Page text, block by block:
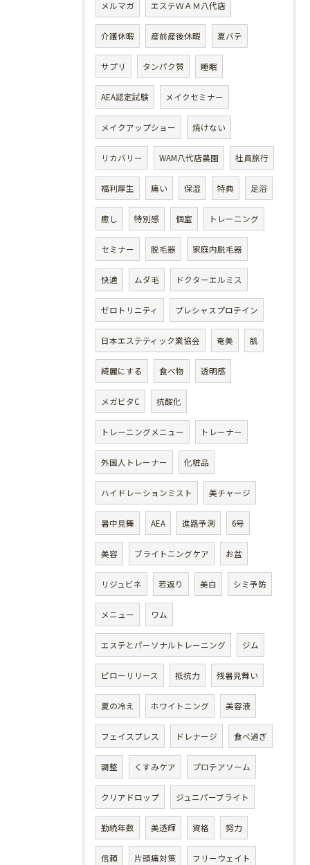
メルマガ エステＷＡＭ八代店
介護休暇 産前産後休暇 夏バテ
サプリ タンパク質 睡眠
AEA認定試験 メイクセミナー
メイクアップショー 焼けない
リカバリー WAM八代店農園 社員旅行
福利厚生 痛い 保湿 特典 足浴
癒し 特別感 個室 トレーニング
セミナー 脱毛器 家庭内脱毛器
快適 ムダ毛 ドクターエルミス
ゼロトリニティ プレシャスプロテイン
日本エステティック業協会 奄美 肌
綺麗にする 食べ物 透明感
メガビタC 抗酸化
トレーニングメニュー トレーナー
外国人トレーナー 化粧品
ハイドレーションミスト 美チャージ
暑中見舞 AEA 進路予測 6号
美容 ブライトニングケア お盆
リジュビネ 若返り 美白 シミ予防
メニュー ワム
エステとパーソナルトレーニング ジム
ピローリリース 抵抗力 残暑見舞い
夏の冷え ホワイトニング 美容液
フェイスプレス ドレナージ 食べ過ぎ
調整 くすみケア プロテアソーム
クリアドロップ ジュニパーブライト
勤続年数 美透輝 資格 努力
信頼 片頭痛対策 フリーウェイト